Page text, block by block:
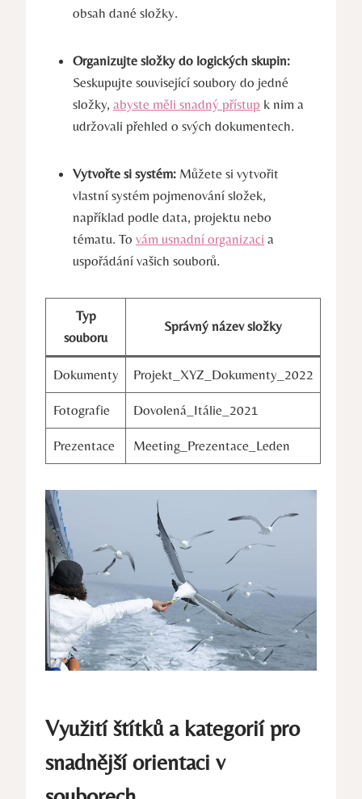
obsah dané složky.
Organizujte složky do logických skupin:
Seskupujte související soubory do jedné
složky, abyste měli snadný přístup k nim a
udržovali přehled o svých dokumentech.
Vytvořte si systém: Můžete si vytvořit
vlastní systém pojmenování složek,
například podle data, projektu nebo
tématu. To vám usnadní organizaci a
uspořádání vašich souborů.
Typ
souboru
Správný název složky
Dokumenty Projekt_XYZ_Dokumenty_2022
Fotografie Dovolená_Itálie_2021
Prezentace Meeting_Prezentace_Leden
Využití štítků a kategorií pro
snadnější orientaci v